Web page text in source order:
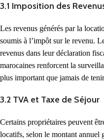
3.1 Imposition des
Les revenus générés par la
soumis à l’impôt sur le revenu.
revenus dans leur déclaration
marocaines renforcent la
plus important que jamais de
3.2 TVA et Taxe de Séjour
Certains propriétaires peuvent
locatifs, selon le montant annuel